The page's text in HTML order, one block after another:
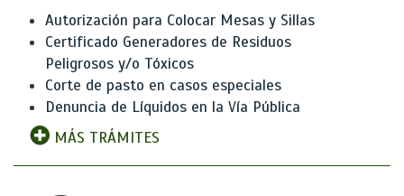
Autorización para Colocar Mesas y Sillas
Certificado Generadores de Residuos
Peligrosos y/o Tóxicos
Corte de pasto en casos especiales
Denuncia de Líquidos en la Vía Pública
MÁS TRÁMITES